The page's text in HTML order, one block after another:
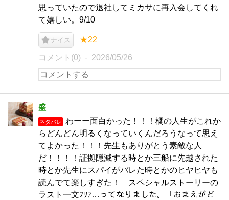
思っていたので退社してミカサに再入会してくれ
て嬉しい。9/10
ナイス ★22
コメント(0) 2026/05/26
盛
ネタバレ
わーー面白かった！！！橘の人生がこれか
らどんどん明るくなっていくんだろうなって思え
てよかった！！！先生もありがとう素敵な人
だ！！！！証拠隠滅する時とか三船に先越された
時とか先生にスパイがバレた時とかのヒヤヒヤも
読んでて楽しすぎた！ スペシャルストーリーの
ラスト一文ﾌﾜｧ…ってなりました。「おまえがど